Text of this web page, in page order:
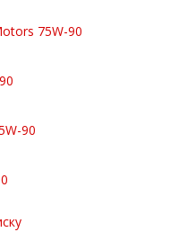
75W-90
90